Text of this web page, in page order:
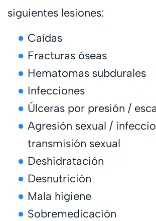
siguientes lesiones:
Caídas
Fracturas óseas
Hematomas subdurales
Infecciones
Úlceras por presión /
Agresión sexual /
transmisión sexual
Deshidratación
Desnutrición
Mala higiene
Sobremedicación